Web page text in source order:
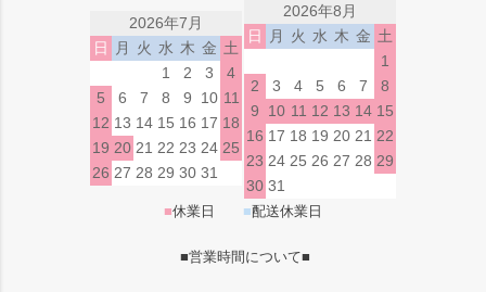
2026年7月
日
月 火 水 木 金 土
1
2 3
4
5
6 7 8 9 10 11
12 13 14 15 16 17 18
19 20 21 22 23 24 25
26 27 28 29 30 31
2026年8月
日
月 火 水 木 金 土
1
2
3 4 5 6 7
8
9
10 11 12 13 14 15
16 17 18 19 20 21 22
23 24 25 26 27 28 29
30 31
■休業日 ■配送休業日
■営業時間について■